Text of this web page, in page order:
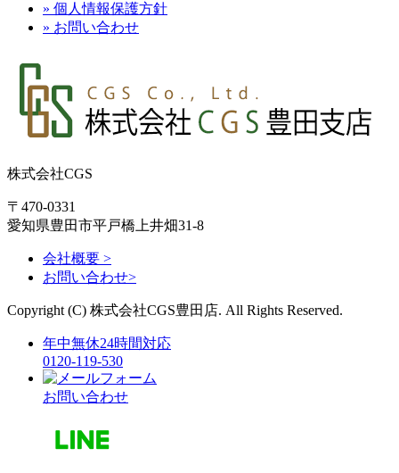
» 個人情報保護方針
» お問い合わせ
株式会社CGS
〒470-0331
愛知県豊田市平戸橋上井畑31-8
会社概要 >
お問い合わせ>
Copyright (C) 株式会社CGS豊田店. All Rights Reserved.
年中無休24時間対応
0120-119-530
お問い合わせ